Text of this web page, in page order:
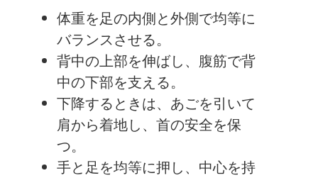
体重を足の内側と外側で均等に
バランスさせる。
背中の上部を伸ばし、腹筋で背
中の下部を支える。
下降するときは、あごを引いて
肩から着地し、首の安全を保
つ。
手と足を均等に押し、中心を持